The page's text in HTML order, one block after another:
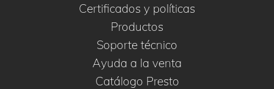
Certificados y políticas
Productos
Soporte técnico
Ayuda a la venta
Catálogo Presto